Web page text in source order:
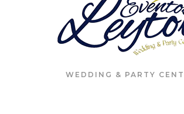
WEDDING & PARTY